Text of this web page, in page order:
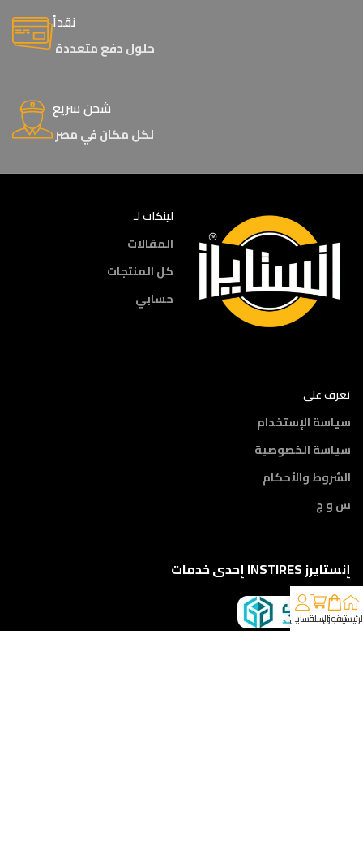
نقداً
حلول دفع متعددة
شحن سريع
لكل مكان في مصر
لينكات لـ
المقالات
كل المنتجات
حسابي
تعرف على
سياسة الإستخدام
سياسة الخصوصية
الشروط والأحكام
س و ج
إنستايرز INSTIRES إحدى خدمات
تسوقالسلةحسابي